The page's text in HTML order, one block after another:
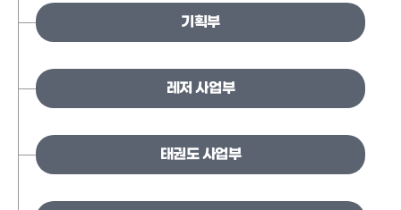
기획부
레저 사업부
태권도 사업부